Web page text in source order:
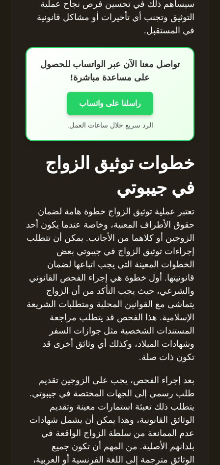
سيساهم ذلك في تحسين فرص نجاح عملية
التوثيق وتجنب أي تأخيرات أو مشاكل قانونية
في المستقبل.
تواصل معنا الآن عبر الواتساب للحصول
على مساعدة مباشرة!
راسلنا على واتساب
الرد سريع خلال ساعات العمل.
خطوات توثيق الزواج
في جيبوتي
تعتبر عملية توثيق الزواج خطوة هامة لضمان
حقوق الأطراف المعنية، وخاصة عندما يكون أحد
الزوجين أو كلاهما من الأجانب. يمكن أن تتطلب
إجراءات توثيق الزواج في جيبوتي بعض
الخطوات المعينة التي يجب اتباعها لضمان
قانونيتها. أول خطوة هي إجراء الفحص القانوني
والشرعي، حيث يجب التأكد من أن الزواج
يتماشى مع القوانين المحلية ومتطلبات الشريعة
الإسلامية. هذا الفحص قد يتطلب مراجعة
المستندات الشخصية مثل جوازات السفر
وشهادات الميلاد، وكذلك أي وثائق أخرى قد
تكون ذات صلة.
بعد إجراء الفحص، يجب على الزوجين تقديم
طلب رسمي إلى الجهات المختصة في جيبوتي.
يتطلب ذلك تعبئة استمارات معينة وتقديم
الوثائق القانونية، وهذا يمكن أن يشمل شهادات
عدم الممانعة من سلطة الزواج الواقعة في
بلدانهم الأصلية. من المهم أن تكون جميع
الوثائق مترجمة إلى اللغة الفرنسية أو العربية،